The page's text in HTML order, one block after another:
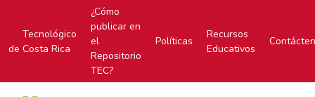
Tecnológico
de Costa Rica
¿Cómo
publicar en
el
Repositorio
TEC?
Políticas
Recursos
Educativos